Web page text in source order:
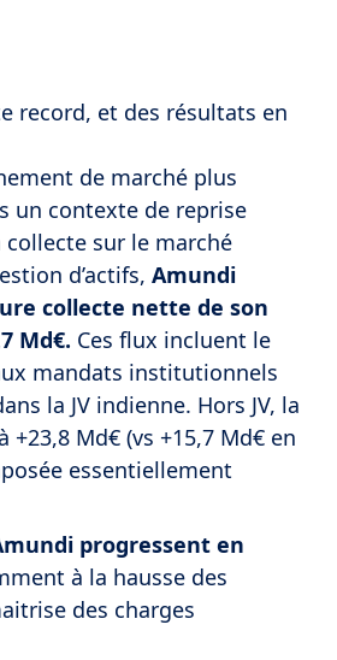
record, et des résultats en
de marché plus
un contexte de reprise
sur le marché
d’actifs, Amundi
collecte nette de son
Md€. Ces flux incluent le
mandats institutionnels
la JV indienne. Hors JV, la
+23,8 Md€ (vs +15,7 Md€ en
essentiellement
progressent en
à la hausse des
des charges